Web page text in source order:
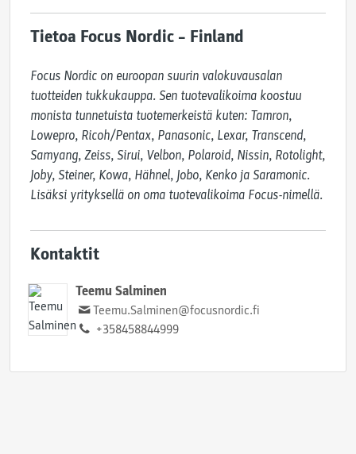
Tietoa Focus Nordic – Finland
Focus Nordic on euroopan suurin valokuvausalan
tuotteiden tukkukauppa. Sen tuotevalikoima koostuu
monista tunnetuista tuotemerkeistä kuten: Tamron,
Lowepro, Ricoh/Pentax, Panasonic, Lexar, Transcend,
Samyang, Zeiss, Sirui, Velbon, Polaroid, Nissin, Rotolight,
Joby, Steiner, Kowa, Hähnel, Jobo, Kenko ja Saramonic.
Lisäksi yrityksellä on oma tuotevalikoima Focus-nimellä.
Kontaktit
Teemu Salminen
Teemu.Salminen@focusnordic.fi
+358458844999